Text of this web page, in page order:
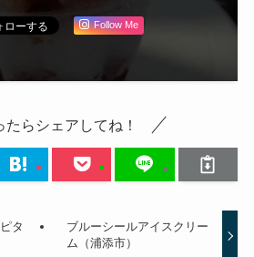
Follow Me
たらシェアしてね！
タ
ブルーシールアイスクリー
ム（浦添市）